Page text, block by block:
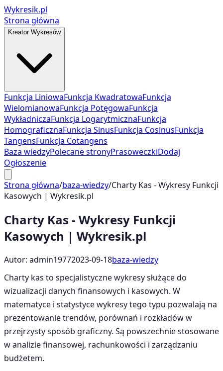
Wykresik.pl
Strona główna
Kreator Wykresów
Funkcja LiniowaFunkcja KwadratowaFunkcja
WielomianowaFunkcja PotęgowaFunkcja
WykładniczaFunkcja LogarytmicznaFunkcja
HomograficznaFunkcja SinusFunkcja CosinusFunkcja
TangensFunkcja Cotangens
Baza wiedzyPolecane stronyPrasoweczkiDodaj
Ogłoszenie
Strona główna/baza-wiedzy/Charty Kas - Wykresy Funkcji
Kasowych | Wykresik.pl
Charty Kas - Wykresy Funkcji
Kasowych | Wykresik.pl
Autor: admin19772023-09-18baza-wiedzy
Charty kas to specjalistyczne wykresy służące do
wizualizacji danych finansowych i kasowych. W
matematyce i statystyce wykresy tego typu pozwalają na
prezentowanie trendów, porównań i rozkładów w
przejrzysty sposób graficzny. Są powszechnie stosowane
w analizie finansowej, rachunkowości i zarządzaniu
budżetem.